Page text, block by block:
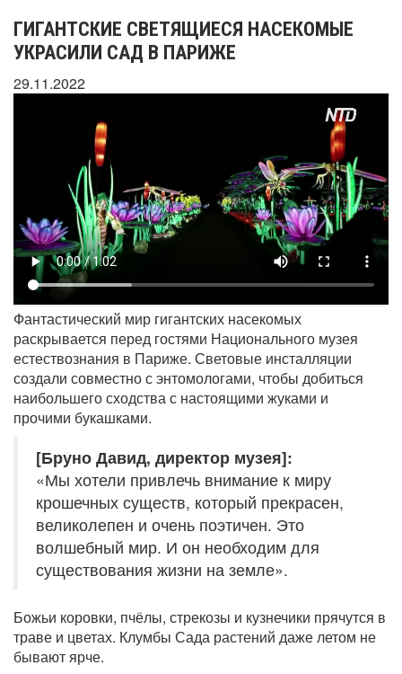
ГИГАНТСКИЕ СВЕТЯЩИЕСЯ НАСЕКОМЫЕ
УКРАСИЛИ САД В ПАРИЖЕ
29.11.2022
Фантастический мир гигантских насекомых
раскрывается перед гостями Национального музея
естествознания в Париже. Световые инсталляции
создали совместно с энтомологами, чтобы добиться
наибольшего сходства с настоящими жуками и
прочими букашками.
[Бруно Давид, директор музея]:
«Мы хотели привлечь внимание к миру
крошечных существ, который прекрасен,
великолепен и очень поэтичен. Это
волшебный мир. И он необходим для
существования жизни на земле».
Божьи коровки, пчёлы, стрекозы и кузнечики прячутся в
траве и цветах. Клумбы Сада растений даже летом не
бывают ярче.